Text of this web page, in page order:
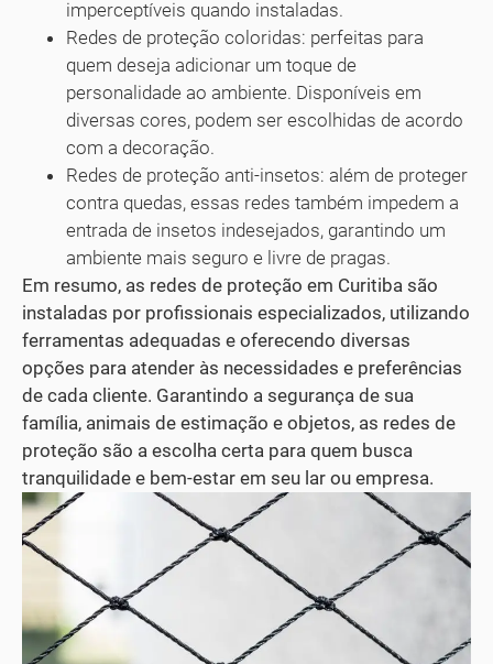
imperceptíveis quando instaladas.
Redes de proteção coloridas: perfeitas para
quem deseja adicionar um toque de
personalidade ao ambiente. Disponíveis em
diversas cores, podem ser escolhidas de acordo
com a decoração.
Redes de proteção anti-insetos: além de proteger
contra quedas, essas redes também impedem a
entrada de insetos indesejados, garantindo um
ambiente mais seguro e livre de pragas.
Em resumo, as redes de proteção em Curitiba são
instaladas por profissionais especializados, utilizando
ferramentas adequadas e oferecendo diversas
opções para atender às necessidades e preferências
de cada cliente. Garantindo a segurança de sua
família, animais de estimação e objetos, as redes de
proteção são a escolha certa para quem busca
tranquilidade e bem-estar em seu lar ou empresa.